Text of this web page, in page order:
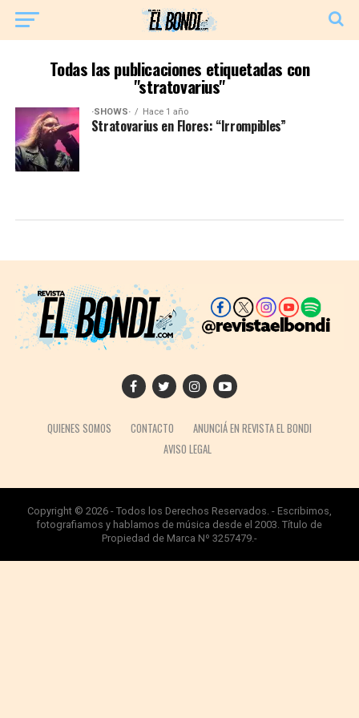
Todas las publicaciones etiquetadas con
"stratovarius"
·SHOWS· Hace 1 año
Stratovarius en Flores: “Irrompibles”
QUIENES SOMOS CONTACTO
ANUNCIÁ EN REVISTA EL BONDI
AVISO LEGAL
Copyright © 2026 - Todos los Derechos Reservados. - Escribimos,
fotografiamos y hablamos de música desde el 2003. Título de
Propiedad de Marca Nº 3257479.-